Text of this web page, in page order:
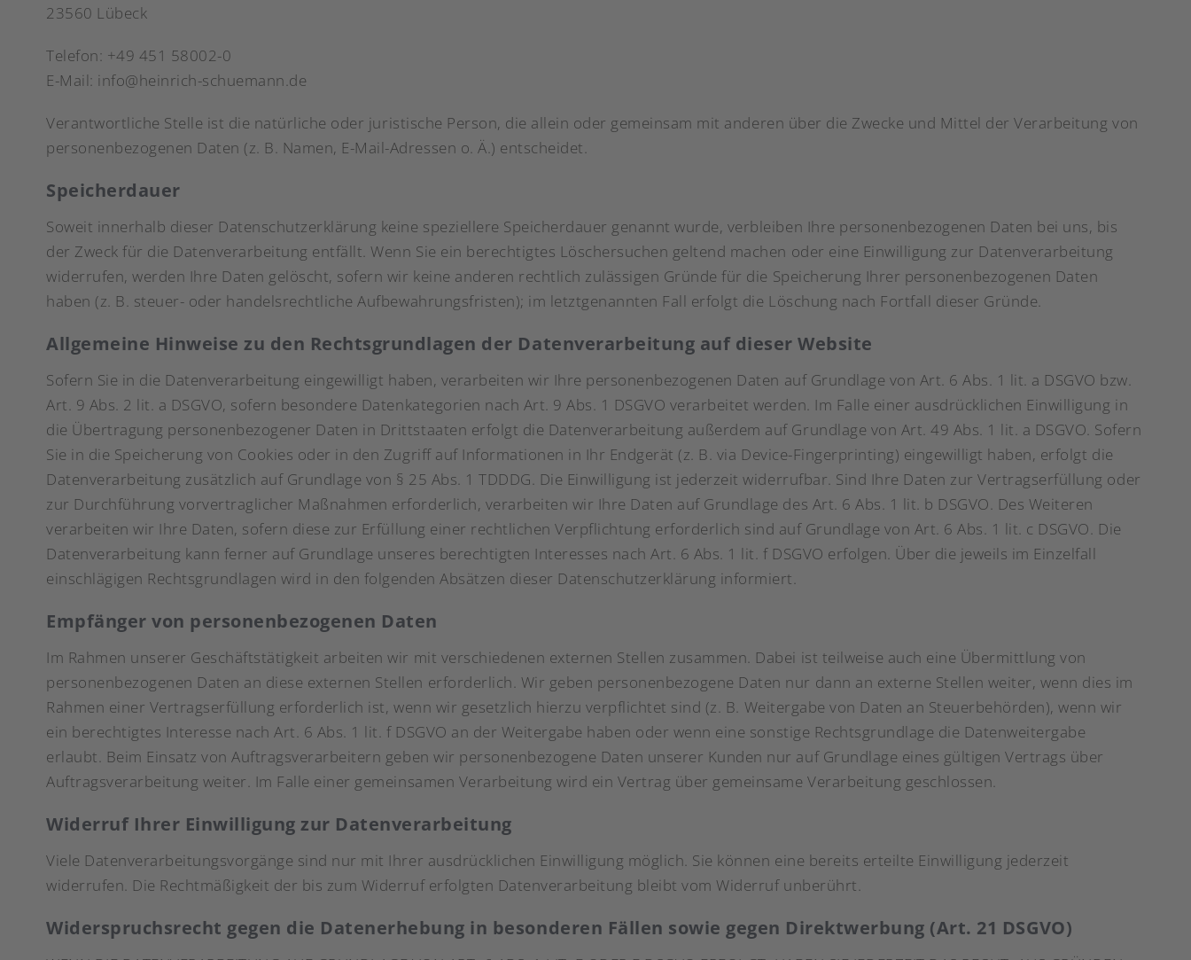
23560 Lübeck
Telefon: +49 451 58002-0
E-Mail: info@heinrich-schuemann.de
Verantwortliche Stelle ist die natürliche oder juristische Person, die allein oder gemeinsam mit anderen über die Zwecke und Mittel der Verarbeitung von
personenbezogenen Daten (z. B. Namen, E-Mail-Adressen o. Ä.) entscheidet.
Speicherdauer
Soweit innerhalb dieser Datenschutzerklärung keine speziellere Speicherdauer genannt wurde, verbleiben Ihre personenbezogenen Daten bei uns, bis
der Zweck für die Datenverarbeitung entfällt. Wenn Sie ein berechtigtes Löschersuchen geltend machen oder eine Einwilligung zur Datenverarbeitung
widerrufen, werden Ihre Daten gelöscht, sofern wir keine anderen rechtlich zulässigen Gründe für die Speicherung Ihrer personenbezogenen Daten
haben (z. B. steuer- oder handelsrechtliche Aufbewahrungsfristen); im letztgenannten Fall erfolgt die Löschung nach Fortfall dieser Gründe.
Allgemeine Hinweise zu den Rechtsgrundlagen der Datenverarbeitung auf dieser Website
Sofern Sie in die Datenverarbeitung eingewilligt haben, verarbeiten wir Ihre personenbezogenen Daten auf Grundlage von Art. 6 Abs. 1 lit. a DSGVO bzw.
Art. 9 Abs. 2 lit. a DSGVO, sofern besondere Datenkategorien nach Art. 9 Abs. 1 DSGVO verarbeitet werden. Im Falle einer ausdrücklichen Einwilligung in
die Übertragung personenbezogener Daten in Drittstaaten erfolgt die Datenverarbeitung außerdem auf Grundlage von Art. 49 Abs. 1 lit. a DSGVO. Sofern
Sie in die Speicherung von Cookies oder in den Zugriff auf Informationen in Ihr Endgerät (z. B. via Device-Fingerprinting) eingewilligt haben, erfolgt die
Datenverarbeitung zusätzlich auf Grundlage von § 25 Abs. 1 TDDDG. Die Einwilligung ist jederzeit widerrufbar. Sind Ihre Daten zur Vertragserfüllung oder
zur Durchführung vorvertraglicher Maßnahmen erforderlich, verarbeiten wir Ihre Daten auf Grundlage des Art. 6 Abs. 1 lit. b DSGVO. Des Weiteren
verarbeiten wir Ihre Daten, sofern diese zur Erfüllung einer rechtlichen Verpflichtung erforderlich sind auf Grundlage von Art. 6 Abs. 1 lit. c DSGVO. Die
Datenverarbeitung kann ferner auf Grundlage unseres berechtigten Interesses nach Art. 6 Abs. 1 lit. f DSGVO erfolgen. Über die jeweils im Einzelfall
einschlägigen Rechtsgrundlagen wird in den folgenden Absätzen dieser Datenschutzerklärung informiert.
Empfänger von personenbezogenen Daten
Im Rahmen unserer Geschäftstätigkeit arbeiten wir mit verschiedenen externen Stellen zusammen. Dabei ist teilweise auch eine Übermittlung von
personenbezogenen Daten an diese externen Stellen erforderlich. Wir geben personenbezogene Daten nur dann an externe Stellen weiter, wenn dies im
Rahmen einer Vertragserfüllung erforderlich ist, wenn wir gesetzlich hierzu verpflichtet sind (z. B. Weitergabe von Daten an Steuerbehörden), wenn wir
ein berechtigtes Interesse nach Art. 6 Abs. 1 lit. f DSGVO an der Weitergabe haben oder wenn eine sonstige Rechtsgrundlage die Datenweitergabe
erlaubt. Beim Einsatz von Auftragsverarbeitern geben wir personenbezogene Daten unserer Kunden nur auf Grundlage eines gültigen Vertrags über
Auftragsverarbeitung weiter. Im Falle einer gemeinsamen Verarbeitung wird ein Vertrag über gemeinsame Verarbeitung geschlossen.
Widerruf Ihrer Einwilligung zur Datenverarbeitung
Viele Datenverarbeitungsvorgänge sind nur mit Ihrer ausdrücklichen Einwilligung möglich. Sie können eine bereits erteilte Einwilligung jederzeit
widerrufen. Die Rechtmäßigkeit der bis zum Widerruf erfolgten Datenverarbeitung bleibt vom Widerruf unberührt.
Widerspruchsrecht gegen die Datenerhebung in besonderen Fällen sowie gegen Direktwerbung (Art. 21 DSGVO)